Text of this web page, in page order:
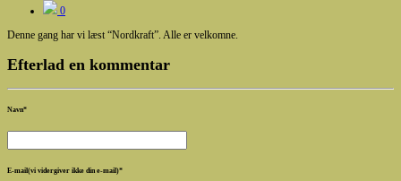
0
Denne gang har vi læst “Nordkraft”. Alle er velkomne.
Efterlad en kommentar
Navn*
E-mail(vi vidergiver ikke din e-mail)*